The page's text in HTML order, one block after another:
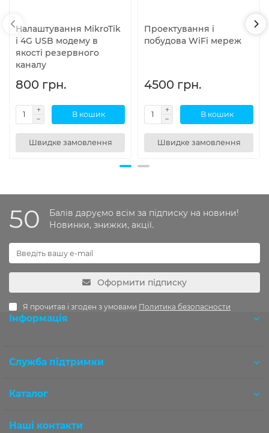
Налаштування MikroTik
і 4G USB модему в
якості резервного
каналу
800 грн.
В кошик
Швидке замовлення
Проектування і
побудова WiFi мереж
4500 грн.
В кошик
Швидке замовлення
50
Балів даруємо всім за підписку на новини!
Новинки, знижки, акції.
Оформити підписку
Я прочитав і згоден з умовами Политика безопасности
Інформація
Служба підтримки
Каталог
Наші контакти